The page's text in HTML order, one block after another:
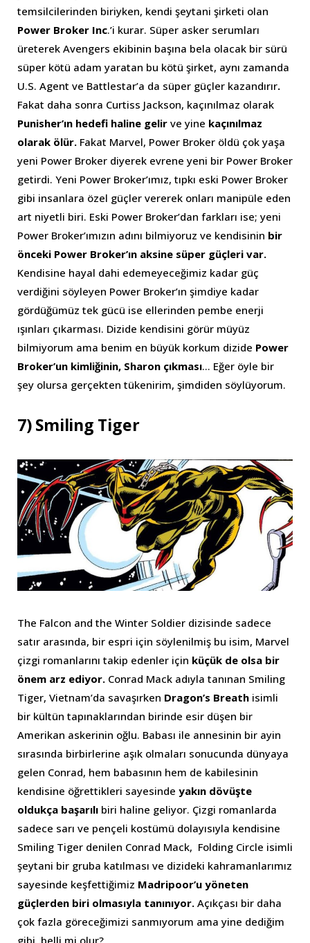
temsilcilerinden biriyken, kendi şeytani şirketi olan
Power Broker Inc.’i kurar. Süper asker serumları
üreterek Avengers ekibinin başına bela olacak bir sürü
süper kötü adam yaratan bu kötü şirket, aynı zamanda
U.S. Agent ve Battlestar’a da süper güçler kazandırır.
Fakat daha sonra Curtiss Jackson, kaçınılmaz olarak
Punisher’ın hedefi haline gelir ve yine kaçınılmaz
olarak ölür. Fakat Marvel, Power Broker öldü çok yaşa
yeni Power Broker diyerek evrene yeni bir Power Broker
getirdi. Yeni Power Broker’ımız, tıpkı eski Power Broker
gibi insanlara özel güçler vererek onları manipüle eden
art niyetli biri. Eski Power Broker’dan farkları ise; yeni
Power Broker’ımızın adını bilmiyoruz ve kendisinin bir
önceki Power Broker’ın aksine süper güçleri var.
Kendisine hayal dahi edemeyeceğimiz kadar güç
verdiğini söyleyen Power Broker’ın şimdiye kadar
gördüğümüz tek gücü ise ellerinden pembe enerji
ışınları çıkarması. Dizide kendisini görür müyüz
bilmiyorum ama benim en büyük korkum dizide Power
Broker’un kimliğinin, Sharon çıkması… Eğer öyle bir
şey olursa gerçekten tükenirim, şimdiden söylüyorum.
7) Smiling Tiger
The Falcon and the Winter Soldier dizisinde sadece
satır arasında, bir espri için söylenilmiş bu isim, Marvel
çizgi romanlarını takip edenler için küçük de olsa bir
önem arz ediyor. Conrad Mack adıyla tanınan Smiling
Tiger, Vietnam’da savaşırken Dragon’s Breath isimli
bir kültün tapınaklarından birinde esir düşen bir
Amerikan askerinin oğlu. Babası ile annesinin bir ayin
sırasında birbirlerine aşık olmaları sonucunda dünyaya
gelen Conrad, hem babasının hem de kabilesinin
kendisine öğrettikleri sayesinde yakın dövüşte
oldukça başarılı biri haline geliyor. Çizgi romanlarda
sadece sarı ve pençeli kostümü dolayısıyla kendisine
Smiling Tiger denilen Conrad Mack, Folding Circle isimli
şeytani bir gruba katılması ve dizideki kahramanlarımız
sayesinde keşfettiğimiz Madripoor’u yöneten
güçlerden biri olmasıyla tanınıyor. Açıkçası bir daha
çok fazla göreceğimizi sanmıyorum ama yine dediğim